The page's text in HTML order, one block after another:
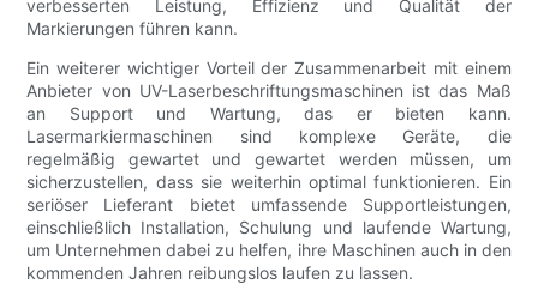
verbesserten Leistung, Effizienz und Qualität der
Markierungen führen kann.
Ein weiterer wichtiger Vorteil der Zusammenarbeit mit einem
Anbieter von UV-Laserbeschriftungsmaschinen ist das Maß
an Support und Wartung, das er bieten kann.
Lasermarkiermaschinen sind komplexe Geräte, die
regelmäßig gewartet und gewartet werden müssen, um
sicherzustellen, dass sie weiterhin optimal funktionieren. Ein
seriöser Lieferant bietet umfassende Supportleistungen,
einschließlich Installation, Schulung und laufende Wartung,
um Unternehmen dabei zu helfen, ihre Maschinen auch in den
kommenden Jahren reibungslos laufen zu lassen.